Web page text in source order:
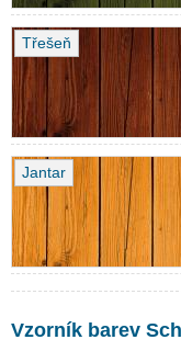
Třešeň
Jantar
Vzorník barev